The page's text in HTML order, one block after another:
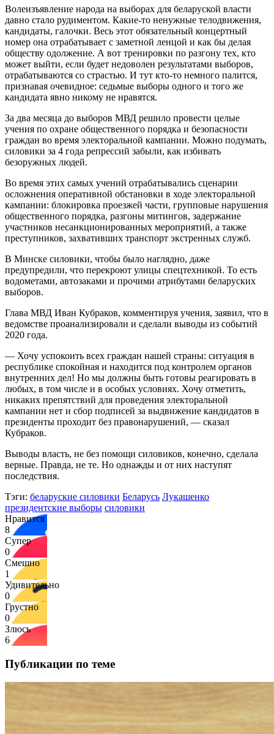
Волеизъявление народа на выборах для беларуской власти
давно стало рудиментом. Какие-то ненужные телодвижения,
кандидаты, галочки. Весь этот обязательный концертный
номер она отрабатывает с заметной ленцой и как бы делая
обществу одолжение. А вот тренировки по разгону тех, кто
может выйти, если будет недоволен результатами выборов,
отрабатываются со страстью. И тут кто-то немного палится,
признавая очевидное: седьмые выборы одного и того же
кандидата явно никому не нравятся.
За два месяца до выборов МВД решило провести целые
учения по охране общественного порядка и безопасности
граждан во время электоральной кампании. Можно подумать,
силовики за 4 года репрессий забыли, как избивать
безоружных людей.
Во время этих самых учений отрабатывались сценарии
осложнения оперативной обстановки в ходе электоральной
кампании: блокировка проезжей части, групповые нарушения
общественного порядка, разгоны митингов, задержание
участников несанкционированных мероприятий, а также
преступников, захвативших транспорт экстренных служб.
В Минске силовики, чтобы было наглядно, даже
предупредили, что перекроют улицы спецтехникой. То есть
водометами, автозаками и прочими атрибутами беларуских
выборов.
Глава МВД Иван Кубраков, комментируя учения, заявил, что в
ведомстве проанализировали и сделали выводы из событий
2020 года.
— Хочу успокоить всех граждан нашей страны: ситуация в
республике спокойная и находится под контролем органов
внутренних дел! Но мы должны быть готовы реагировать в
любых, в том числе и в особых условиях. Хочу отметить,
никаких препятствий для проведения электоральной
кампании нет и сбор подписей за выдвижение кандидатов в
президенты проходит без правонарушений, — сказал
Кубраков.
Выводы власть, не без помощи силовиков, конечно, сделала
верные. Правда, не те. Но однажды и от них наступят
последствия.
Тэги: беларуские силовики Беларусь Лукашенко
президентские выборы силовики
Нравится
8
Супер
0
Смешно
1
Удивительно
0
Грустно
0
Злюсь
6
Публикации по теме